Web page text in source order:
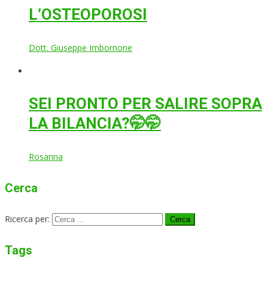
L’OSTEOPOROSI
Dott. Giuseppe Imbornone
SEI PRONTO PER SALIRE SOPRA
LA BILANCIA?🤭🤭
Rosanna
Cerca
Ricerca per:
Tags